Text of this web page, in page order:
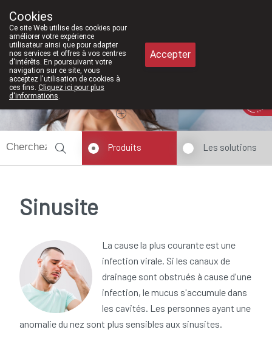
011/610300
Aujourd'hui A présent
Produits Les solutions
Sinusite
La cause la plus courante est une
infection virale. Si les canaux de
drainage sont obstrués à cause d'une
infection, le mucus s'accumule dans
les cavités. Les personnes ayant une
anomalie du nez sont plus sensibles aux sinusites.
Cookies
Ce site Web utilise des cookies pour
améliorer votre expérience
utilisateur ainsi que pour adapter
nos services et offres à vos centres
d'intérêts. En poursuivant votre
navigation sur ce site, vous
acceptez l'utilisation de cookies à
ces fins. Cliquez ici pour plus
d'informations.
Accepter